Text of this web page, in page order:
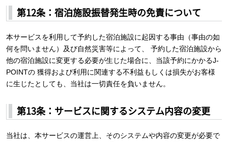
第12条：宿泊施設振替発生時の免責について
本サービスを利用して予約した宿泊施設に起因する事由（事由の如
何を問いません）及び自然災害等によって、 予約した宿泊施設から
他の宿泊施設に変更する必要が生じた場合に、当該予約にかかるJ-
POINTの 獲得および利用に関連する不利益もしくは損失がお客様
に生じたとしても、当社は一切責任を負いません。
第13条：サービスに関するシステム内容の変更
当社は、本サービスの運営上、そのシステムや内容の変更が必要で